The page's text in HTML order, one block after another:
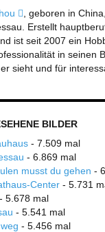
, geboren in
Erstellt
ist seit 2007 ein
in seinen
sieht und für
BILDER
- 7.509 mal
- 6.869 mal
musst du gehen -
Center - 5.731
- 5.678 mal
- 5.541 mal
- 5.456 mal